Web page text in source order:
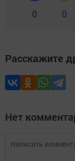
0 0
Расскажите
Нет